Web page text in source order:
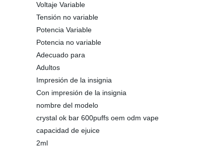
Voltaje Variable
Tensión no variable
Potencia Variable
Potencia no variable
Adecuado para
Adultos
Impresión de la insignia
Con impresión de la insignia
nombre del modelo
crystal ok bar 600puffs oem odm vape
capacidad de ejuice
2ml